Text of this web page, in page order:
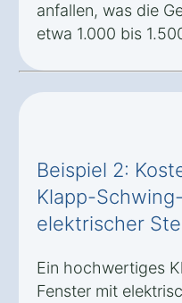
anfallen, was die
etwa 1.000 bis
Beispiel 2:
Klapp-
elektrischer
Ein hochwertiges
Fenster mit